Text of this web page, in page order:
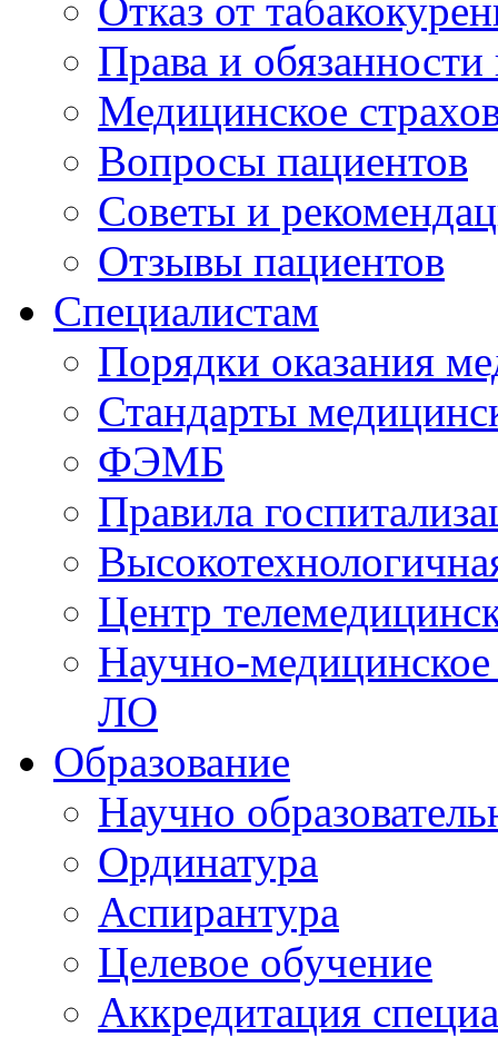
Отказ от
Права и
Медицинское
Вопросы пациентов
Советы и
Отзывы пациентов
Специалистам
Порядки оказания
Стандарты
ФЭМБ
Правила
Центр
Научно-
ЛО
Образование
Научно
Ординатура
Аспирантура
Целевое обучение
Аккредитация